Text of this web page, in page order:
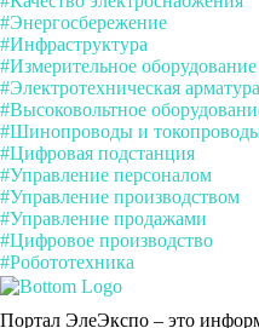
#Энергосбережение
#Инфраструктура
#Измерительное оборудование
#Электротехническая арматура
#Высоковольтное
#Шинопроводы и
#Цифровая подстанция
#Управление персоналом
#Управление производством
#Управление продажами
#Цифровое производство
#Робототехника
Портал ЭлеЭкспо – это